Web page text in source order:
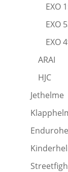
EXO
EXO
EXO
ARAI
HJC
Jethelme